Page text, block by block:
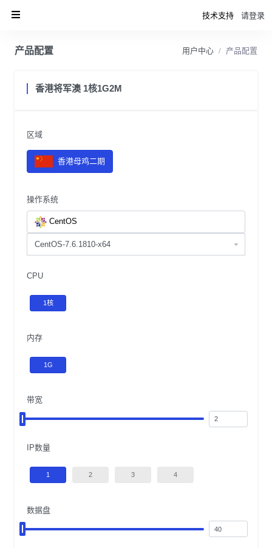
技术支持 请登录
产品配置 用户中心 产品配置
香港将军澳 1核1G2M
区域
香港母鸡二期
操作系统
CentOS
CPU
1核
内存
1G
带宽
IP数量
1 2 3 4
数据盘